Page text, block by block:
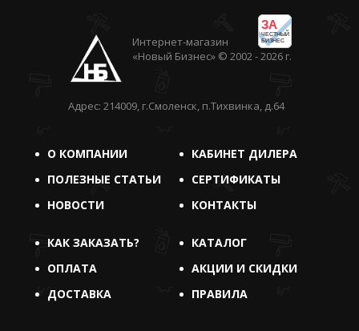
ЗА
ЧЕСТНЫЙ
БИЗНЕС
Интернет-магазин
«Новый Бизнес» © 2002 - 2026 г.
Адрес: 214009, г.Смоленск, п.Тихвинка, д.64
О КОМПАНИИ
КАБИНЕТ ДИЛЕРА
ПОЛЕЗНЫЕ СТАТЬИ
СЕРТИФИКАТЫ
НОВОСТИ
КОНТАКТЫ
КАК ЗАКАЗАТЬ?
КАТАЛОГ
ОПЛАТА
АКЦИИ И СКИДКИ
ДОСТАВКА
ПРАВИЛА